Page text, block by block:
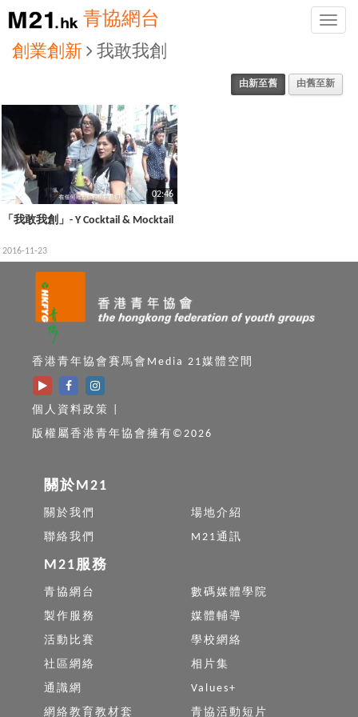
Toggle
青協網台
創業創新 我敢我創
由新至舊 由舊至新
02:46
「我敢我創」- Y Cocktail & Mocktail
2016-11-23
香港青年協會賽馬會Media 21媒體空間
個人資料政策
版權屬香港青年協會擁有©2026
關於M21
關於我們
場地介紹
聯絡我們
M21通訊
M21服務
青協網台
數碼媒體學院
製作服務
媒體輔導
活動比賽
學校網絡
社區網絡
相片集
通識網
Values+
網絡教育教材套
青協活動短片